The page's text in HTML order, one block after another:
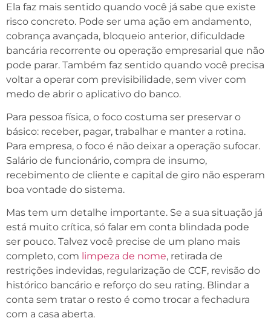
Ela faz mais sentido quando você já sabe que existe
risco concreto. Pode ser uma ação em andamento,
cobrança avançada, bloqueio anterior, dificuldade
bancária recorrente ou operação empresarial que não
pode parar. Também faz sentido quando você precisa
voltar a operar com previsibilidade, sem viver com
medo de abrir o aplicativo do banco.
Para pessoa física, o foco costuma ser preservar o
básico: receber, pagar, trabalhar e manter a rotina.
Para empresa, o foco é não deixar a operação sufocar.
Salário de funcionário, compra de insumo,
recebimento de cliente e capital de giro não esperam
boa vontade do sistema.
Mas tem um detalhe importante. Se a sua situação já
está muito crítica, só falar em conta blindada pode
ser pouco. Talvez você precise de um plano mais
completo, com limpeza de nome, retirada de
restrições indevidas, regularização de CCF, revisão do
histórico bancário e reforço do seu rating. Blindar a
conta sem tratar o resto é como trocar a fechadura
com a casa aberta.